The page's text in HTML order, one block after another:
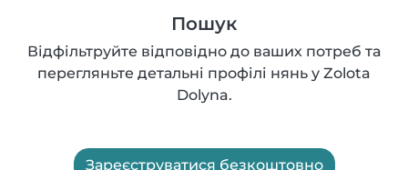
Пошук
Відфільтруйте відповідно до ваших потреб та
перегляньте детальні профілі нянь у Zolota
Dolyna.
Зареєструватися безкоштовно